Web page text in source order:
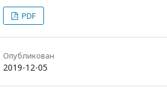
PDF
Опубликован
2019-12-05